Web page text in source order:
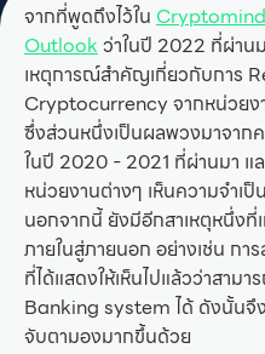
จากที่พูดถึงไว้ใน
Outlookว่าในปี 2022 ที่ผ่าน
เหตุการณ์สำคัญเกี่ยวกับการ
Cryptocurrency จากหน่วยง
ซึ่งส่วนหนึ่งเป็นผลพวงมาจาก
ในปี 2020 - 2021 ที่ผ่านมา แ
หน่วยงานต่างๆ เห็นความจำเ
นอกจากนี้ ยังมีอีกสาเหตุหนึ่งที่
ภายในสู่ภายนอก อย่างเช่น ก
ที่ได้แสดงให้เห็นไปแล้วว่าสา
Banking system ได้ ดังนั้นจึ
จับตามองมากขึ้นด้วย